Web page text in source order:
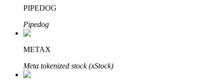
Aprenda a apostar
PIPEDOG
Pipedog
METAX
Meta tokenized stock (xStock)